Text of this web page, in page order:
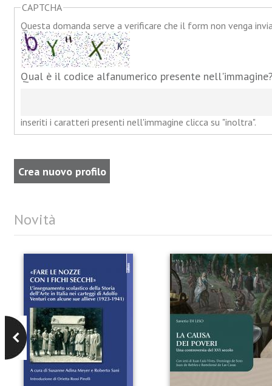
CAPTCHA
Questa domanda serve a verificare che il form non venga
Qual è il codice alfanumerico presente
inseriti i caratteri presenti nell'immagine clicca su "inoltra".
Novità